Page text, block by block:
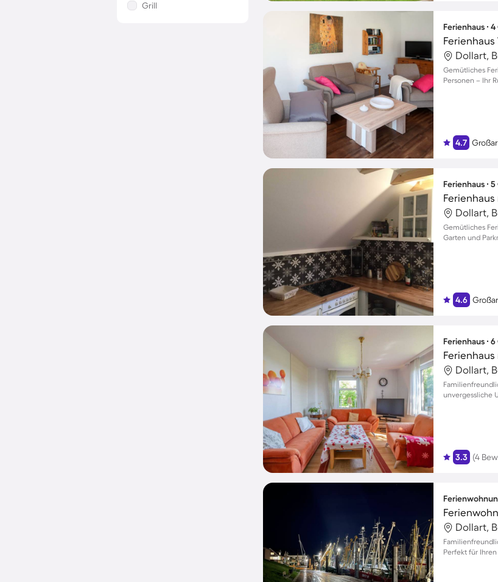
Grill
Ferienhaus ∙
Ferienhaus
Dollart,
Gemütliches
Personen – Ihr
4.7
Ferienhaus ∙
Dollart,
Gemütliches
Garten und
4.6
Ferienhaus ∙
Dollart,
unvergessliche
3.3 (4
Dollart,
Perfekt für